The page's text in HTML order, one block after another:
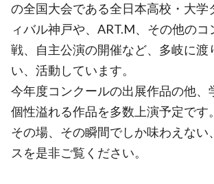
の全国大会である全日本高校・大学
ィバル神戸や、ART.M、その他の
戦、自主公演の開催など、多岐に渡
い、活動しています。
今年度コンクールの出展作品の他、
個性溢れる作品を多数上演予定です。
その場、その瞬間でしか味わえない
スを是非ご覧ください。